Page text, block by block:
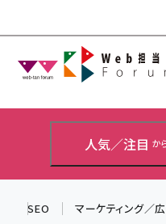
人気／注目 か
SEO マーケティング／